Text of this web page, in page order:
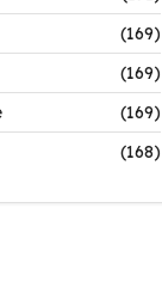
(169)
(169)
(169)
(168)